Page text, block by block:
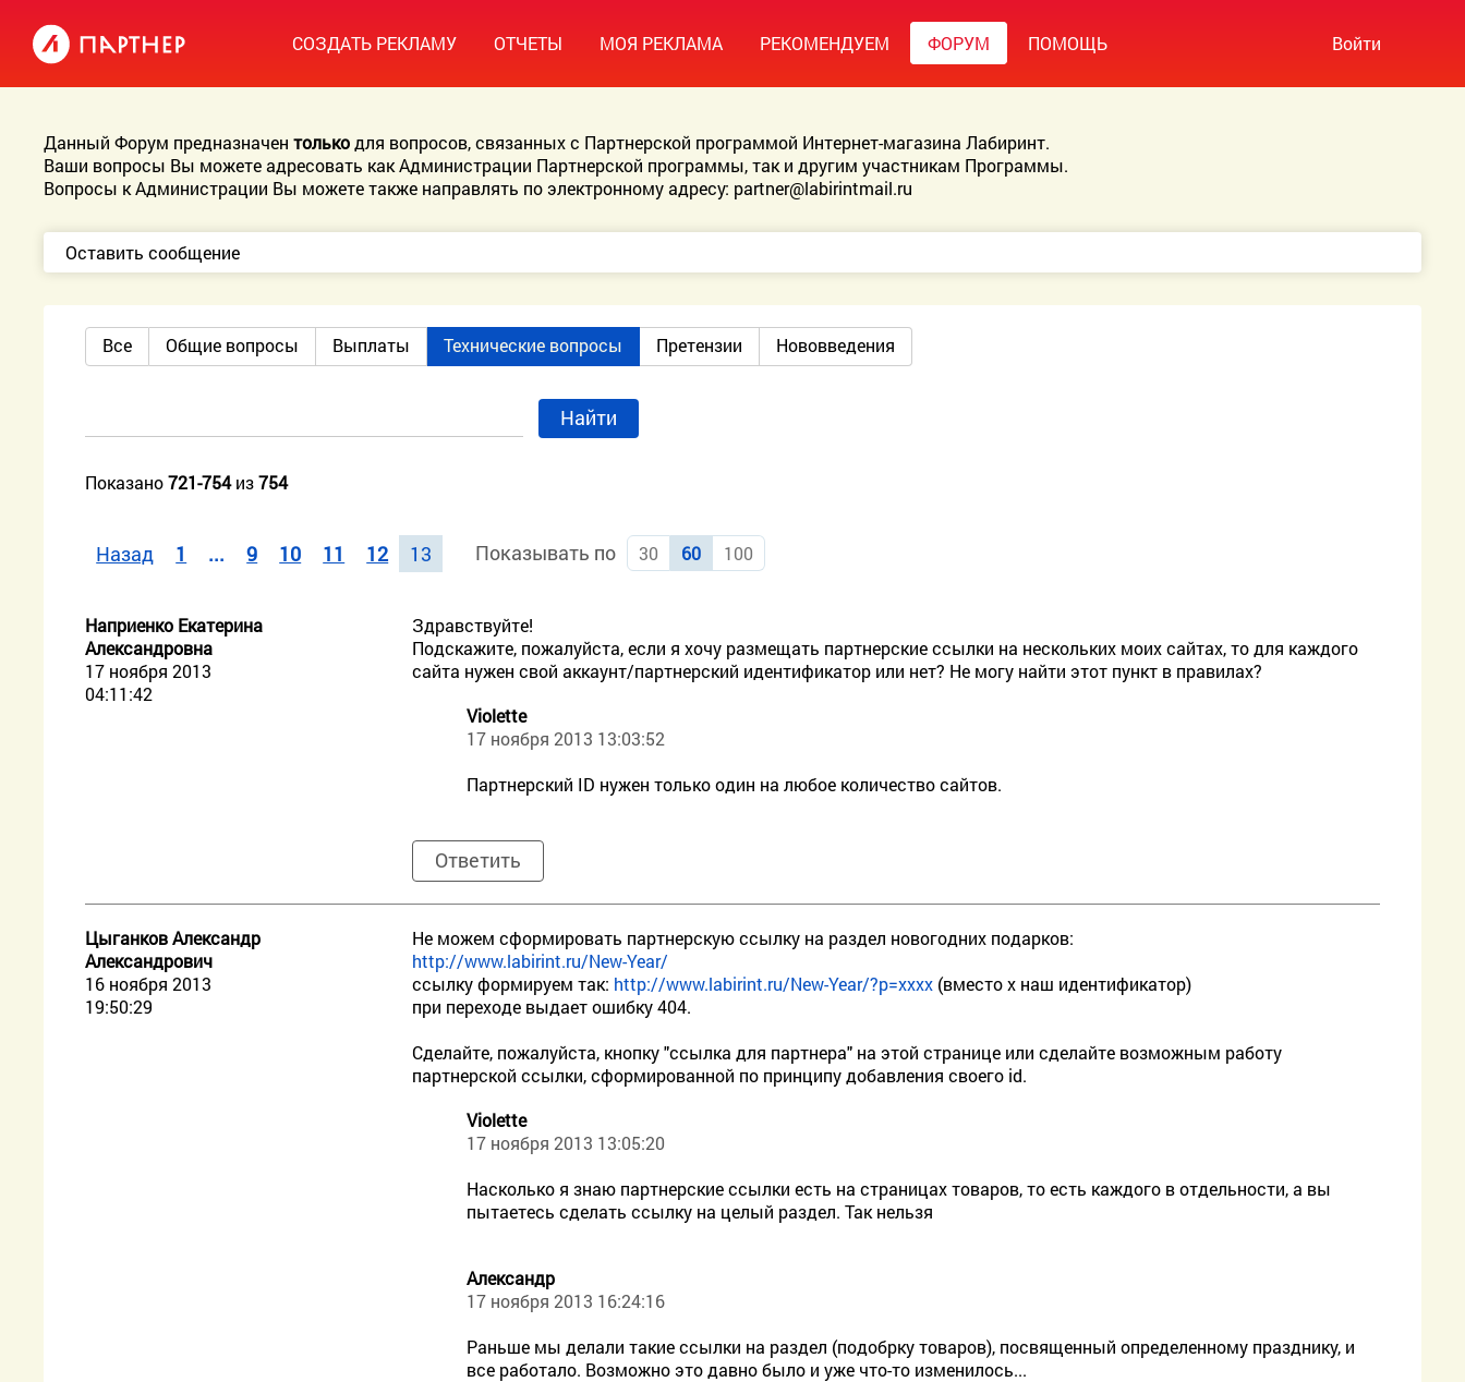
СОЗДАТЬ РЕКЛАМУ ОТЧЕТЫ МОЯ РЕКЛАМА РЕКОМЕНДУЕМ ФОРУМ ПОМОЩЬ Войти
Данный Форум предназначентолькодля вопросов, связанных с Партнерской программой Интернет-магазина Лабиринт.
Ваши вопросы Вы можете адресовать как Администрации Партнерской программы, так и другим участникам Программы.
Вопросы к Администрации Вы можете также направлять по электронному адресу: partner@labirintmail.ru
Оставить сообщение
Все Общие вопросы Выплаты Технические вопросы Претензии Нововведения
Найти
Показано721-754из754
Назад 1 ... 9 10 11 12 13 Показывать по 30 60 100
Наприенко Екатерина
Александровна
17 ноября 2013
04:11:42
Здравствуйте!
Подскажите, пожалуйста, если я хочу размещать партнерские ссылки на нескольких моих сайтах, то для каждого
сайта нужен свой аккаунт/партнерский идентификатор или нет? Не могу найти этот пункт в правилах?
Violette
17 ноября 2013 13:03:52
Партнерский ID нужен только один на любое количество сайтов.
Ответить
Цыганков Александр
Александрович
16 ноября 2013
19:50:29
Не можем сформировать партнерскую ссылку на раздел новогодних подарков:
http://www.labirint.ru/New-Year/
ссылку формируем так: http://www.labirint.ru/New-Year/?p=хххх (вместо х наш идентификатор)
при переходе выдает ошибку 404.
Сделайте, пожалуйста, кнопку "ссылка для партнера" на этой странице или сделайте возможным работу
партнерской ссылки, сформированной по принципу добавления своего id.
Violette
17 ноября 2013 13:05:20
Насколько я знаю партнерские ссылки есть на страницах товаров, то есть каждого в отдельности, а вы
пытаетесь сделать ссылку на целый раздел. Так нельзя
Александр
17 ноября 2013 16:24:16
Раньше мы делали такие ссылки на раздел (подобрку товаров), посвященный определенному празднику, и
все работало. Возможно это давно было и уже что-то изменилось...